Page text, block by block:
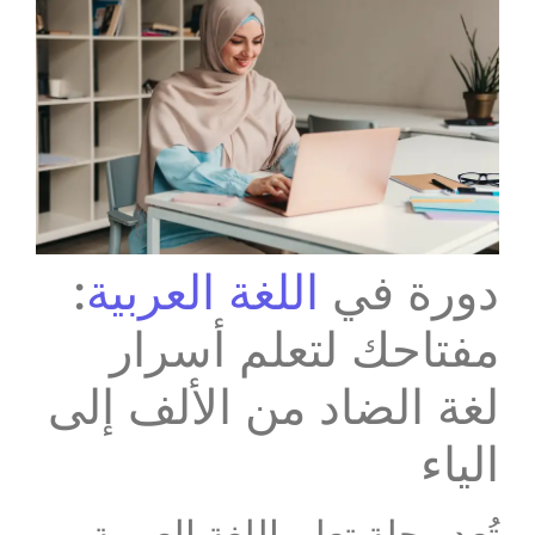
دورة في اللغة العربية:
مفتاحك لتعلم أسرار
لغة الضاد من الألف إلى
الياء